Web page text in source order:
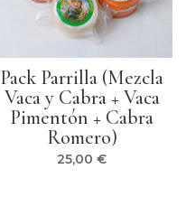
Pack Parrilla (Mezcla
Vaca y Cabra + Vaca
Pimentón + Cabra
Romero)
25,00€